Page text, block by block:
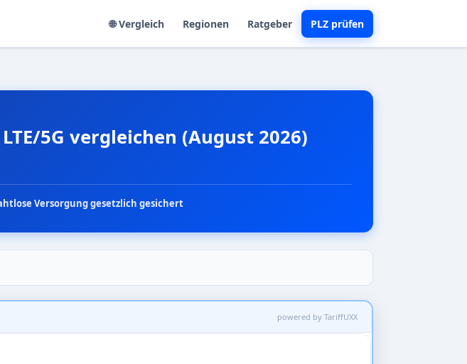
🌐 Vergleich Regionen Ratgeber PLZ prüfen
5G vergleichen (August 2026)
Versorgung gesetzlich gesichert
powered by TariffUXX